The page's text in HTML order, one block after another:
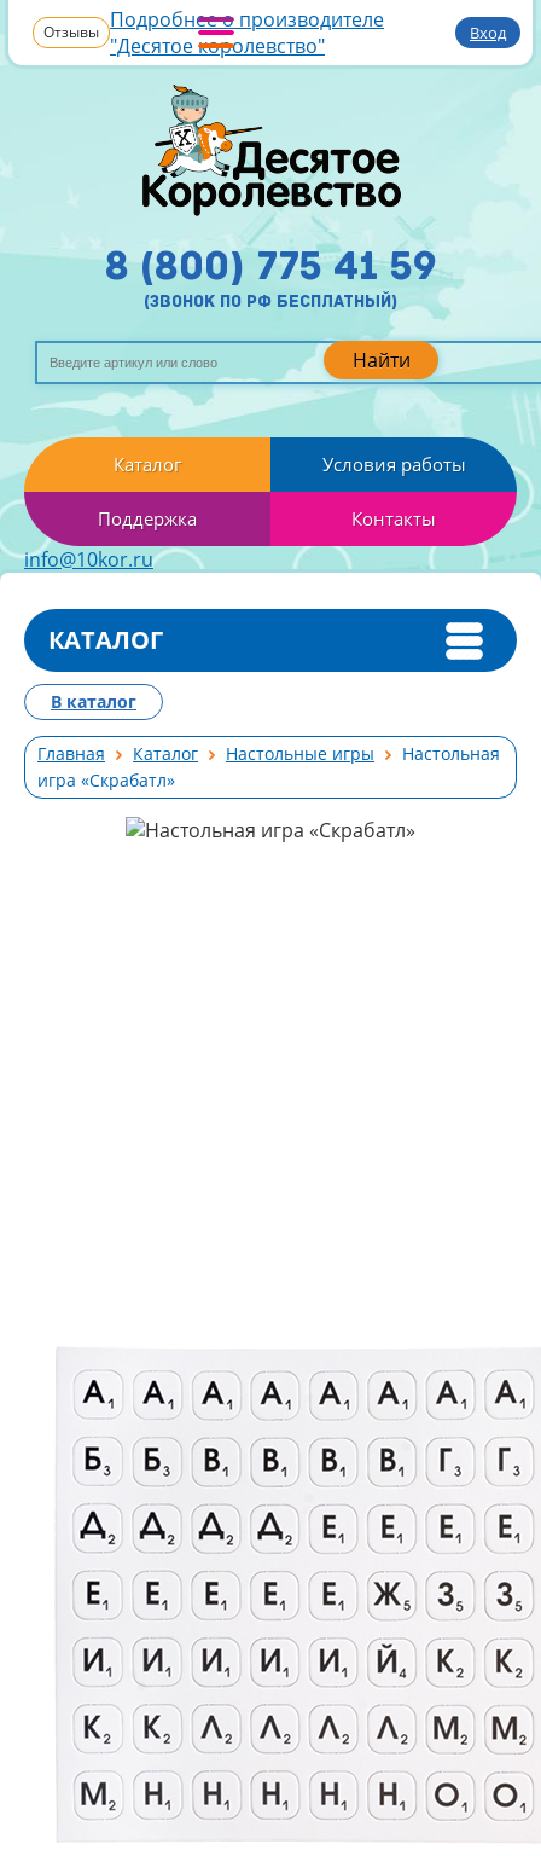
Отзывы Подробнее о производителе
"Десятое королевство"
Вход
Найти
8 (800) 775 41 59
(звонок по рф бесплатный)
Каталог Условия работы
Поддержка Контакты
info@10kor.ru
КАТАЛОГ
Главная Каталог Настольные игры
Настольная
игра «Скрабатл»
В каталог